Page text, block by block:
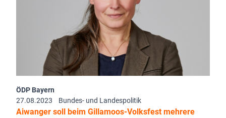
ÖDP Bayern
27.08.2023
Bundes- und Landespolitik
Aiwanger soll beim Gillamoos-Volksfest mehrere